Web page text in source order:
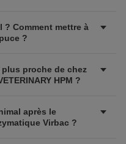
? Comment mettre à
?
proche de chez
HPM ?
après le
Virbac ?